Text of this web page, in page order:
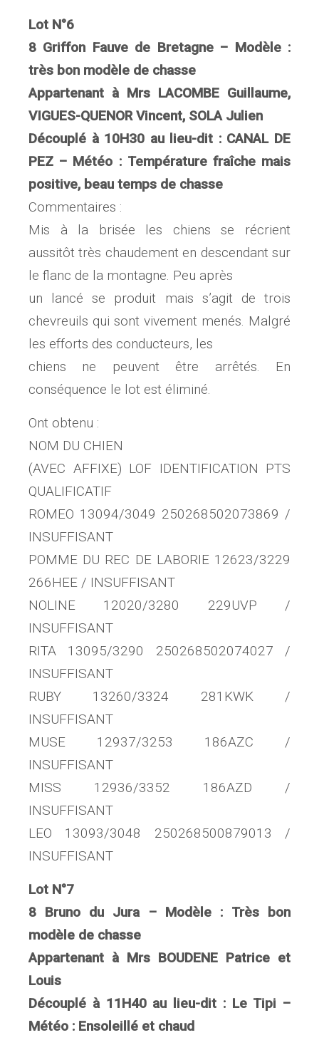
Lot N°6
8 Griffon Fauve de Bretagne – Modèle :
très bon modèle de chasse
Appartenant à Mrs LACOMBE Guillaume,
VIGUES-QUENOR Vincent, SOLA Julien
Découplé à 10H30 au lieu-dit : CANAL DE
PEZ – Météo : Température fraîche mais
positive, beau temps de chasse
Commentaires :
Mis à la brisée les chiens se récrient
aussitôt très chaudement en descendant sur
le flanc de la montagne. Peu après
un lancé se produit mais s’agit de trois
chevreuils qui sont vivement menés. Malgré
les efforts des conducteurs, les
chiens ne peuvent être arrêtés. En
conséquence le lot est éliminé.
Ont obtenu :
NOM DU CHIEN
(AVEC AFFIXE) LOF IDENTIFICATION PTS
QUALIFICATIF
ROMEO 13094/3049 250268502073869 /
INSUFFISANT
POMME DU REC DE LABORIE 12623/3229
266HEE / INSUFFISANT
NOLINE 12020/3280 229UVP /
INSUFFISANT
RITA 13095/3290 250268502074027 /
INSUFFISANT
RUBY 13260/3324 281KWK /
INSUFFISANT
MUSE 12937/3253 186AZC /
INSUFFISANT
MISS 12936/3352 186AZD /
INSUFFISANT
LEO 13093/3048 250268500879013 /
INSUFFISANT
Lot N°7
8 Bruno du Jura – Modèle : Très bon
modèle de chasse
Appartenant à Mrs BOUDENE Patrice et
Louis
Découplé à 11H40 au lieu-dit : Le Tipi –
Météo : Ensoleillé et chaud